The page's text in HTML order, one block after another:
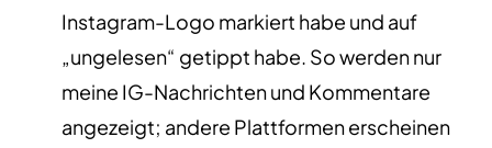
Instagram-Logo markiert habe und auf
„ungelesen“ getippt habe. So werden nur
meine IG-Nachrichten und Kommentare
angezeigt; andere Plattformen erscheinen